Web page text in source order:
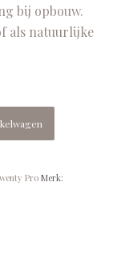
bij opbouw.
als natuurlijke
Pro Merk: